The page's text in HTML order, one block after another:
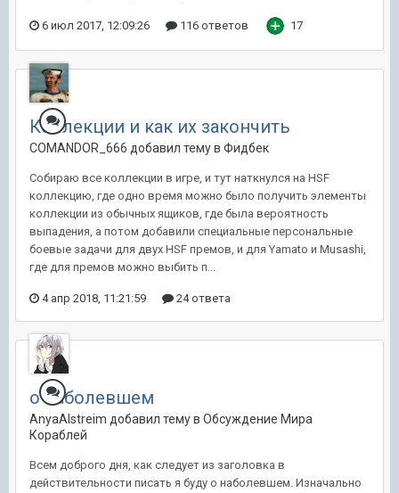
6 июл 2017, 12:09:26 116 ответов 17
Коллекции и как их закончить
COMANDOR_666 добавил тему в Фидбек
Собираю все коллекции в игре, и тут наткнулся на HSF
коллекцию, где одно время можно было получить элементы
коллекции из обычных ящиков, где была вероятность
выпадения, а потом добавили специальные персональные
боевые задачи для двух HSF премов, и для Yamato и Musashi,
где для премов можно выбить п...
4 апр 2018, 11:21:59 24 ответа
о наболевшем
AnyaAlstreim добавил тему в Обсуждение Мира
Кораблей
Всем доброго дня, как следует из заголовка в
действительности писать я буду о наболевшем. Изначально